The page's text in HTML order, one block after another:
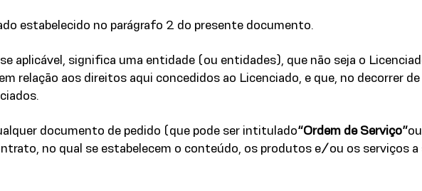
estabelecido no parágrafo 2 do presente documento.
aplicável, significa uma entidade (ou entidades), que não seja o
relação aos direitos aqui concedidos ao Licenciado, e que, no decorrer
documento de pedido (que pode ser intitulado“Ordem de Serviço”ou
no qual se estabelecem o conteúdo, os produtos e/ou os serviços a